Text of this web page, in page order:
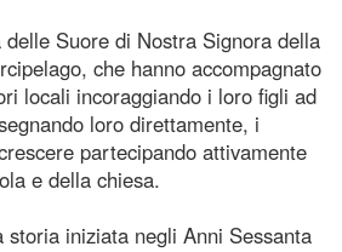
Suore di Nostra Signora della
che hanno accompagnato
locali incoraggiando i loro figli ad
loro direttamente, i
partecipando attivamente
e della chiesa.
storia iniziata negli Anni Sessanta